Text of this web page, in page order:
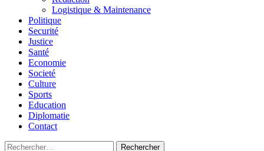
Logistique & Maintenance
Politique
Securité
Justice
Santé
Economie
Societé
Culture
Sports
Education
Diplomatie
Contact
Rechercher :